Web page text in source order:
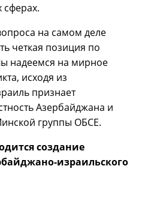
на самом деле
четкая позиция по
надеемся на мирное
исходя из
признает
Азербайджана и
группы ОБСЕ.
создание
израильского